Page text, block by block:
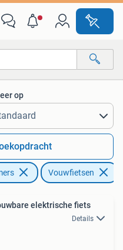
op
Vouwfietsen
elektrische fiets
Details